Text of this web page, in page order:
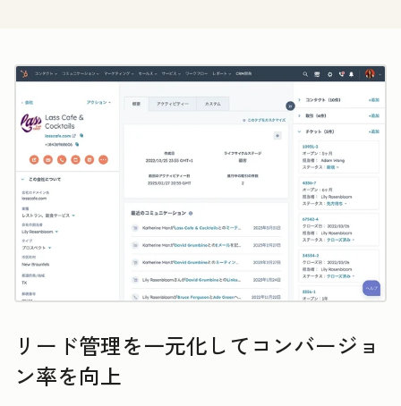
リード管理を一元化してコンバージョ
ン率を向上